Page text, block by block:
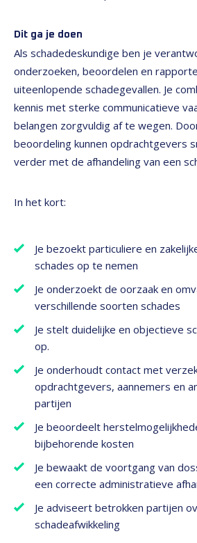
Dit ga je doen
Als schadedeskundige ben je
onderzoeken, beoordelen en
uiteenlopende schadegevallen. Je
kennis met sterke communicatieve
belangen zorgvuldig af te wegen.
beoordeling kunnen opdrachtgevers
verder met de afhandeling van een
In het kort:
Je bezoekt particuliere en
schades op te nemen
Je onderzoekt de oorzaak en
verschillende soorten schades
Je stelt duidelijke en objectieve
op.
Je onderhoudt contact met
opdrachtgevers, aannemers en
partijen
Je beoordeelt
bijbehorende kosten
Je bewaakt de voortgang van
een correcte administratieve
Je adviseert betrokken partijen
schadeafwikkeling